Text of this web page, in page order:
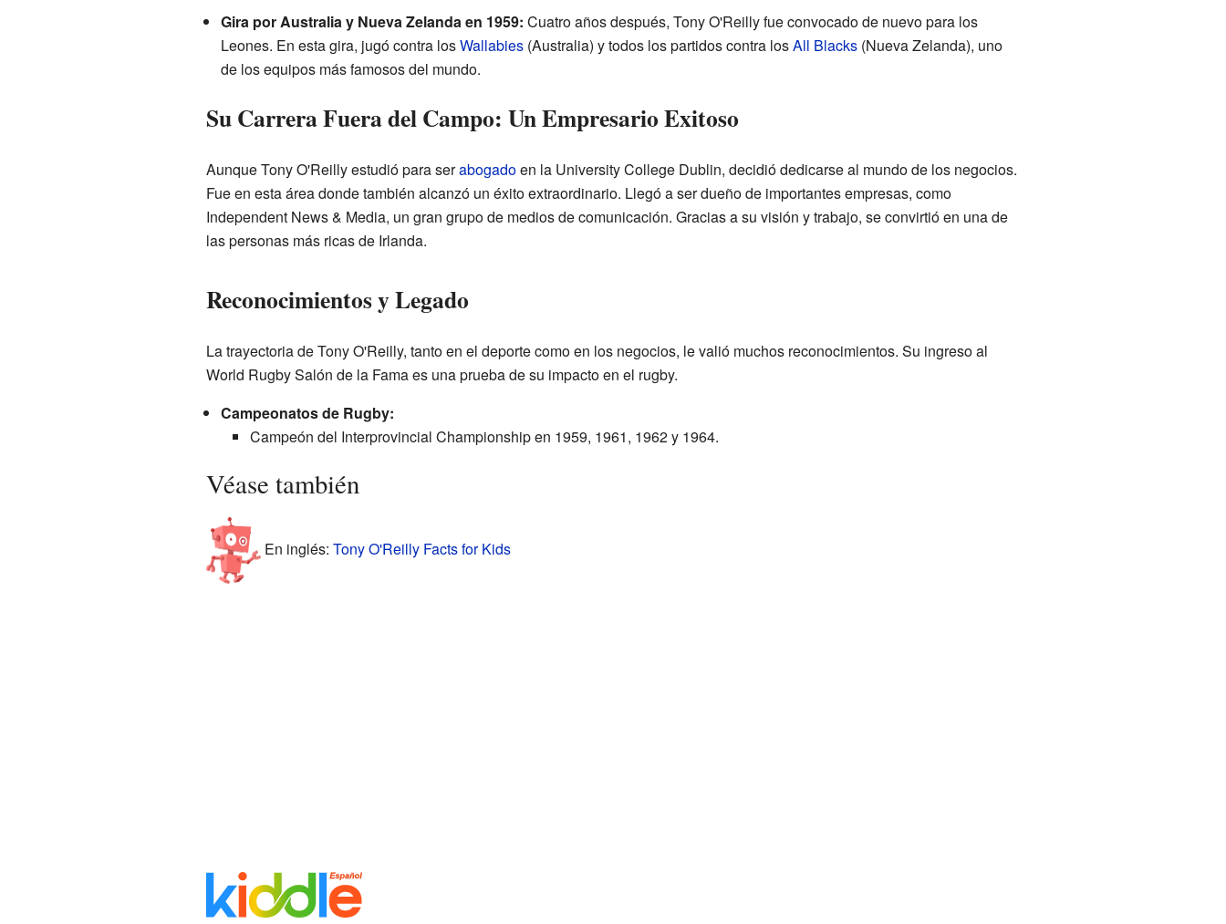
Gira por Australia y Nueva Zelanda en 1959: Cuatro años después, Tony O'Reilly fue convocado de nuevo para los
Leones. En esta gira, jugó contra losWallabies(Australia) y todos los partidos contra losAll Blacks(Nueva Zelanda), uno
de los equipos más famosos del mundo.
Su Carrera Fuera del Campo: Un Empresario Exitoso
Aunque Tony O'Reilly estudió para serabogadoen la University College Dublin, decidió dedicarse al mundo de los negocios.
Fue en esta área donde también alcanzó un éxito extraordinario. Llegó a ser dueño de importantes empresas, como
Independent News & Media, un gran grupo de medios de comunicación. Gracias a su visión y trabajo, se convirtió en una de
las personas más ricas de Irlanda.
Reconocimientos y Legado
La trayectoria de Tony O'Reilly, tanto en el deporte como en los negocios, le valió muchos reconocimientos. Su ingreso al
World Rugby Salón de la Fama es una prueba de su impacto en el rugby.
Campeonatos de Rugby:
Campeón del Interprovincial Championship en 1959, 1961, 1962 y 1964.
Véase también
En inglés: Tony O'Reilly Facts for Kids